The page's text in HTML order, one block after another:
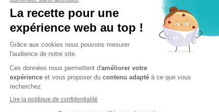
Vétérinaire généraliste H/F
Vétérinaire généraliste H/F
Vétérinaire généraliste H/F
Vétérinaire généraliste H/F
Vétérinaire généraliste H/F
Vétérinaire généraliste H/F
Vétérinaire généraliste H/F